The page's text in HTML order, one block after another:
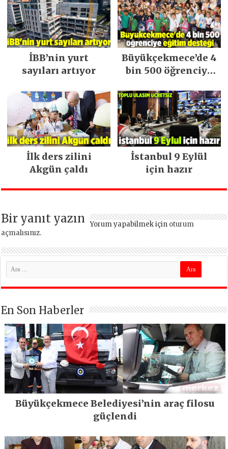
İBB’nin yurt
sayıları artıyor
Büyükçekmece’de 4
bin 500 öğrenciye
veriliyor
İlk ders zilini
Akgün çaldı
İstanbul 9 Eylül
için hazır
Bir yanıt yazın Yorum yapabilmek için oturum
açmalısınız.
En Son Haberler
Büyükçekmece Belediyesi’nin araç filosu
güçlendi